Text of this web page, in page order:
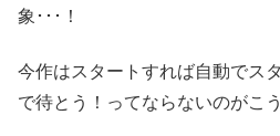
象･･･！
今作はスタートすれば自動でス
で待とう！ってならないのがこ